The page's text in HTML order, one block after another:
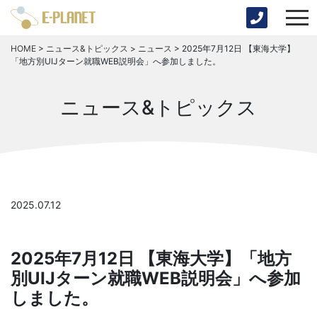
HOME > ニュース&トピックス > ニュース > 2025年7月12日 【東海大学】
「地方別UIJターン就職WEB説明会」へ参加しました。
ニュース&トピックス
2025.07.12
2025年7月12日 【東海大学】「地方
別UIJターン就職WEB説明会」へ参加
しました。